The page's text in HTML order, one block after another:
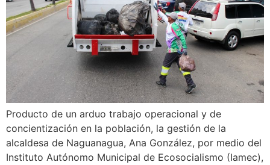
Producto de un arduo trabajo operacional y de
concientización en la población, la gestión de la
alcaldesa de Naguanagua, Ana González, por medio del
Instituto Autónomo Municipal de Ecosocialismo (Iamec),